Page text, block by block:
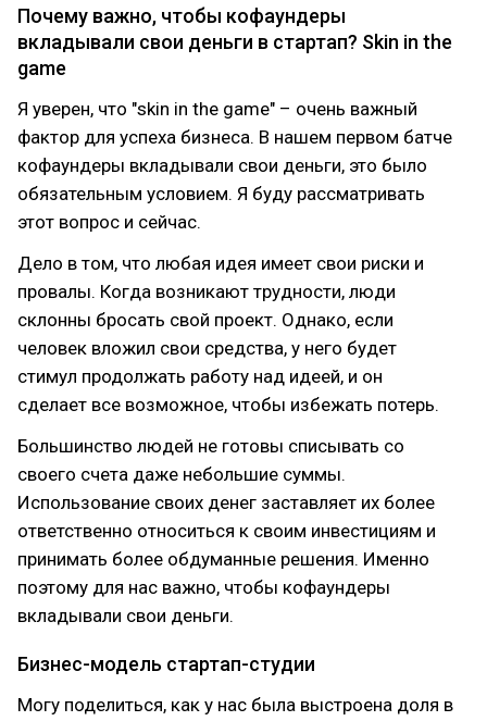
Почему важно, чтобы кофаундеры
вкладывали свои деньги в стартап? Skin in the
game
Я уверен, что "skin in the game" – очень важный
фактор для успеха бизнеса. В нашем первом батче
кофаундеры вкладывали свои деньги, это было
обязательным условием. Я буду рассматривать
этот вопрос и сейчас.
Дело в том, что любая идея имеет свои риски и
провалы. Когда возникают трудности, люди
склонны бросать свой проект. Однако, если
человек вложил свои средства, у него будет
стимул продолжать работу над идеей, и он
сделает все возможное, чтобы избежать потерь.
Большинство людей не готовы списывать со
своего счета даже небольшие суммы.
Использование своих денег заставляет их более
ответственно относиться к своим инвестициям и
принимать более обдуманные решения. Именно
поэтому для нас важно, чтобы кофаундеры
вкладывали свои деньги.
Бизнес-модель стартап-студии
Могу поделиться, как у нас была выстроена доля в